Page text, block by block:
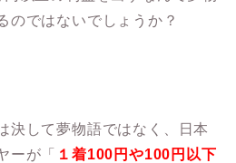
のではないでしょうか？
決して夢物語ではなく、日本
ーが「
１着100円や100円以下